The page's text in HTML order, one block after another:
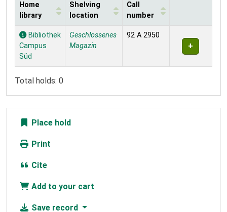
Holdings
Home
library
Shelving
location
Call
number
Bibliothek
Campus
Süd
Geschlossenes
Magazin
92 A 2950
Total holds: 0
Place hold
Print
Cite
Add to your cart
Save record